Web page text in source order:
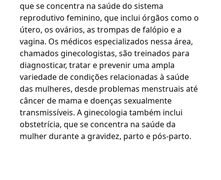
que se concentra na saúde do sistema
reprodutivo feminino, que inclui órgãos como o
útero, os ovários, as trompas de falópio e a
vagina. Os médicos especializados nessa área,
chamados ginecologistas, são treinados para
diagnosticar, tratar e prevenir uma ampla
variedade de condições relacionadas à saúde
das mulheres, desde problemas menstruais até
câncer de mama e doenças sexualmente
transmissíveis. A ginecologia também inclui
obstetrícia, que se concentra na saúde da
mulher durante a gravidez, parto e pós-parto.